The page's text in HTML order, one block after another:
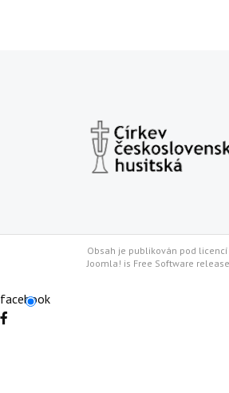
Obsah je publikován pod licencí
Joomla! is Free Software
facebook